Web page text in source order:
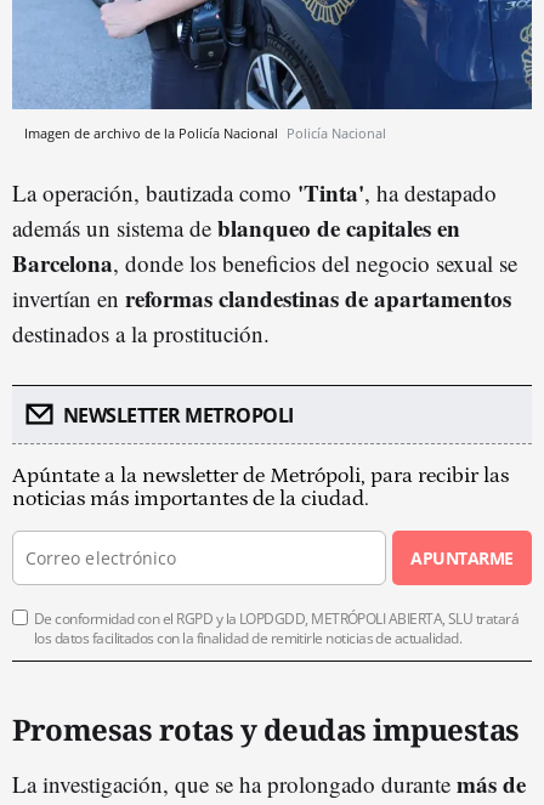
Imagen de archivo de la Policía Nacional Policía Nacional
La operación, bautizada como 'Tinta', ha destapado
además un sistema de blanqueo de capitales en
Barcelona, donde los beneficios del negocio sexual se
invertían en reformas clandestinas de apartamentos
destinados a la prostitución.
NEWSLETTER METROPOLI
Apúntate a la newsletter de Metrópoli, para recibir las
noticias más importantes de la ciudad.
APUNTARME
De conformidad con el RGPD y la LOPDGDD, METRÓPOLI ABIERTA, SLU tratará
los datos facilitados con la finalidad de remitirle noticias de actualidad.
Promesas rotas y deudas impuestas
La investigación, que se ha prolongado durante más de